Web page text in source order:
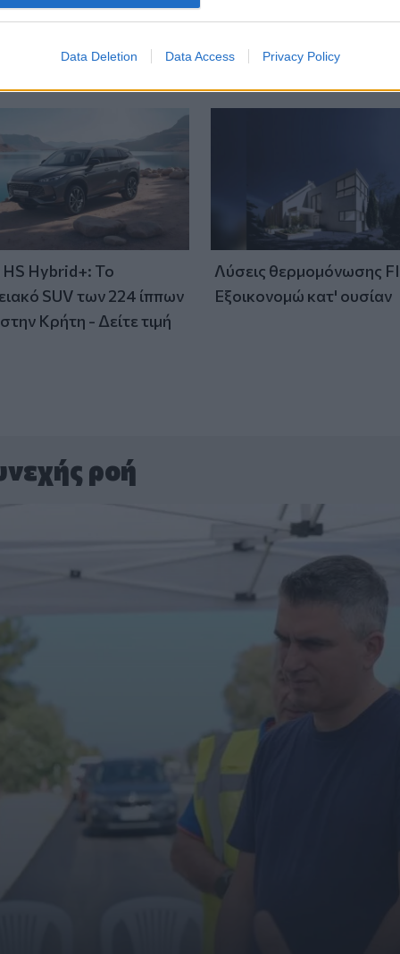
Data Deletion Data Access Privacy Policy
Hybrid+: Το
SUV των 224 ίππων
Κρήτη - Δείτε τιμή
Λύσεις θερμομόνωσης
Εξοικονομώ κατ' ουσίαν
ροή